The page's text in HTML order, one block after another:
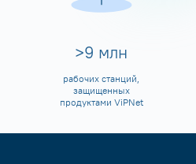
>10 млн
рабочих станций,
защищенных
продуктами ViPNet